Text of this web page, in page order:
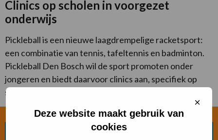
Deze website maakt gebruik van
cookies
Sluit
Clinics op scholen in voorgezet
onderwijs
Pickleball is een nieuwe laagdrempelige racketsport:
een combinatie van tennis, tafeltennis en badminton.
Pickleball Den Bosch wil de sport promoten onder
jongeren en biedt daarvoor clinics aan, specifiek op
scholen in het voortgezet onderwijs.